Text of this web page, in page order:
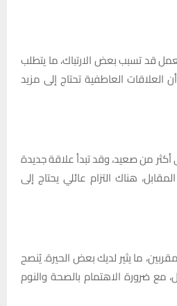
قد تسبب بعض الارتباك، ما يتطلب
العلاقات العاطفية تحتاج إلى مزيد
أكثر من صعيد، وقد تبدأ علاقة جديدة
هناك التزام عائلي يحتاج إلى
ما يثير لديك بعض الحيرة. يُنصح
مع ضرورة الاهتمام بالصحة والنوم